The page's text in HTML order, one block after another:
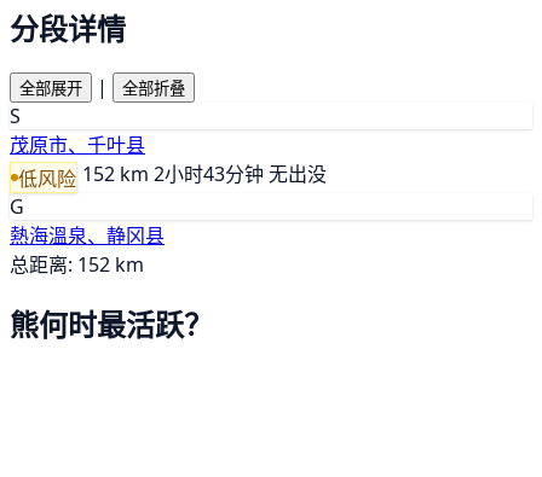
分段详情
全部展开 | 全部折叠
S
茂原市、千叶县
低风险 152 km 2小时43分钟 无出没
G
熱海溫泉、静冈县
总距离: 152 km
熊何时最活跃？